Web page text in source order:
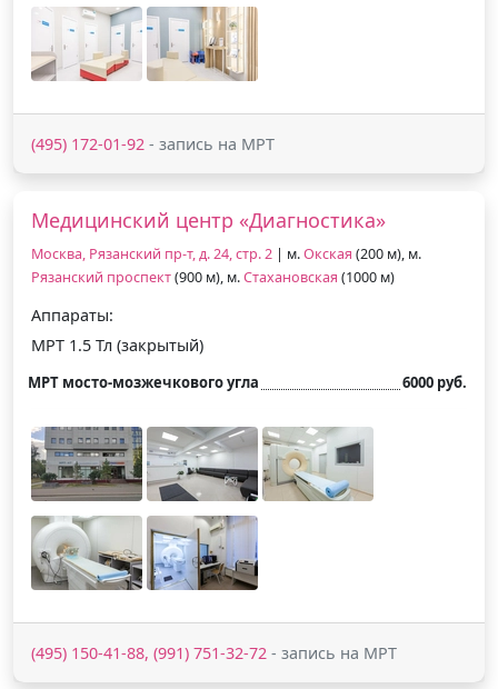
(495) 172-01-92 - запись на МРТ
Медицинский центр «Диагностика»
Москва, Рязанский пр-т, д. 24, стр. 2 | м.Окская (200 м), м.
Рязанский проспект(900 м), м.Стахановская (1000 м)
Аппараты:
МРТ 1.5 Тл (закрытый)
МРТ мосто-мозжечкового угла 6000 руб.
(495) 150-41-88, (991) 751-32-72 - запись на МРТ